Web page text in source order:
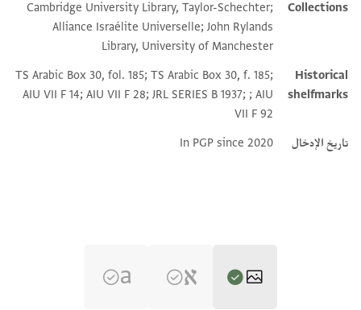
Collections
Cambridge University Library, Taylor-Schechter;
Alliance Israélite Universelle; John Rylands
Library, University of Manchester
Historical
shelfmarks
TS Arabic Box 30, fol. 185; TS Arabic Box 30, f. 185;
AIU VII F 14; AIU VII F 28; JRL SERIES B 1937; ; AIU
VII F 92
تاريخ الإدخال
In PGP since 2020